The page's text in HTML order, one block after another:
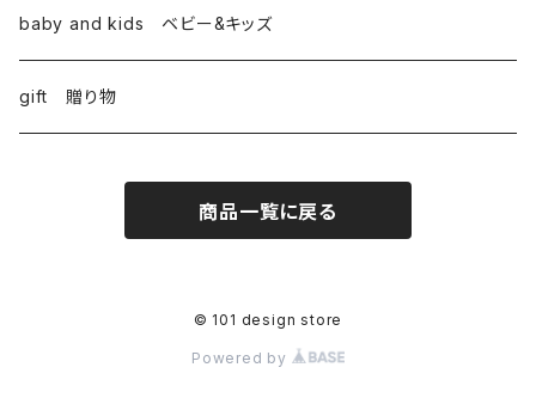
baby and kids ベビー&キッズ
gift 贈り物
商品一覧に戻る
© 101 design store
Powered by